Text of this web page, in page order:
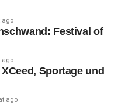
ago
Festival of
ago
Sportage und
ago